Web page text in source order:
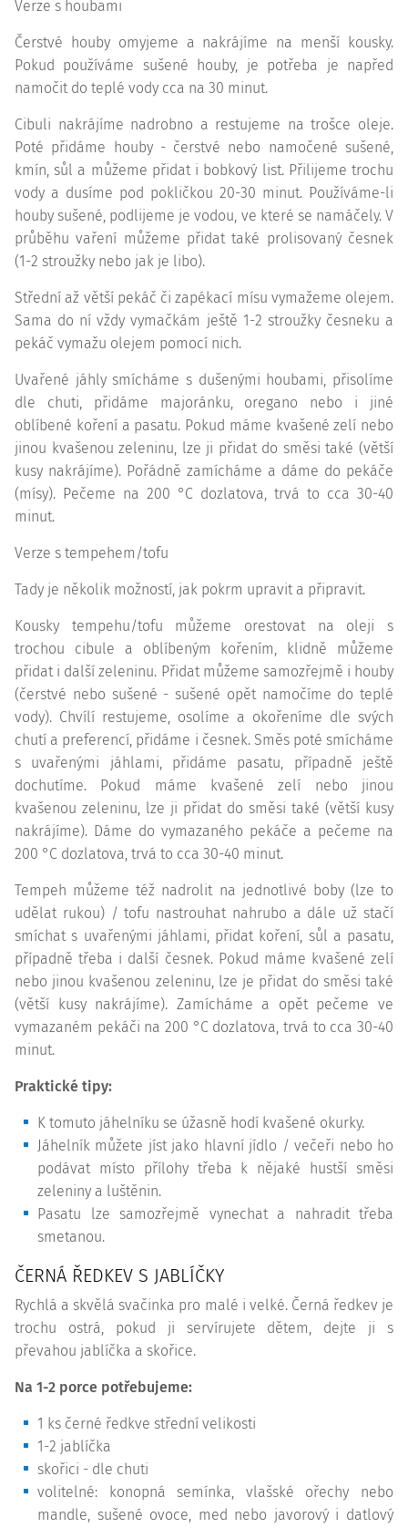
Verze s houbami
Čerstvé houby omyjeme a nakrájíme na menší kousky.
Pokud používáme sušené houby, je potřeba je napřed
namočit do teplé vody cca na 30 minut.
Cibuli nakrájíme nadrobno a restujeme na trošce oleje.
Poté přidáme houby - čerstvé nebo namočené sušené,
kmín, sůl a můžeme přidat i bobkový list. Přilijeme trochu
vody a dusíme pod pokličkou 20-30 minut. Používáme-li
houby sušené, podlijeme je vodou, ve které se namáčely. V
průběhu vaření můžeme přidat také prolisovaný česnek
(1-2 stroužky nebo jak je libo).
Střední až větší pekáč či zapékací mísu vymažeme olejem.
Sama do ní vždy vymačkám ještě 1-2 stroužky česneku a
pekáč vymažu olejem pomocí nich.
Uvařené jáhly smícháme s dušenými houbami, přisolíme
dle chuti, přidáme majoránku, oregano nebo i jiné
oblíbené koření a pasatu. Pokud máme kvašené zelí nebo
jinou kvašenou zeleninu, lze ji přidat do směsi také (větší
kusy nakrájíme). Pořádně zamícháme a dáme do pekáče
(mísy). Pečeme na 200 °C dozlatova, trvá to cca 30-40
minut.
Verze s tempehem/tofu
Tady je několik možností, jak pokrm upravit a připravit.
Kousky tempehu/tofu můžeme orestovat na oleji s
trochou cibule a oblíbeným kořením, klidně můžeme
přidat i další zeleninu. Přidat můžeme samozřejmě i houby
(čerstvé nebo sušené - sušené opět namočíme do teplé
vody). Chvílí restujeme, osolíme a okořeníme dle svých
chutí a preferencí, přidáme i česnek. Směs poté smícháme
s uvařenými jáhlami, přidáme pasatu, případně ještě
dochutíme. Pokud máme kvašené zelí nebo jinou
kvašenou zeleninu, lze ji přidat do směsi také (větší kusy
nakrájíme). Dáme do vymazaného pekáče a pečeme na
200 °C dozlatova, trvá to cca 30-40 minut.
Tempeh můžeme též nadrolit na jednotlivé boby (lze to
udělat rukou) / tofu nastrouhat nahrubo a dále už stačí
smíchat s uvařenými jáhlami, přidat koření, sůl a pasatu,
případně třeba i další česnek. Pokud máme kvašené zelí
nebo jinou kvašenou zeleninu, lze je přidat do směsi také
(větší kusy nakrájíme). Zamícháme a opět pečeme ve
vymazaném pekáči na 200 °C dozlatova, trvá to cca 30-40
minut.
Praktické tipy:
K tomuto jáhelníku se úžasně hodí kvašené okurky.
Jáhelník můžete jíst jako hlavní jídlo / večeři nebo ho
podávat místo přílohy třeba k nějaké hustší směsi
zeleniny a luštěnin.
Pasatu lze samozřejmě vynechat a nahradit třeba
smetanou.
ČERNÁ ŘEDKEV S JABLÍČKY
Rychlá a skvělá svačinka pro malé i velké. Černá ředkev je
trochu ostrá, pokud ji servírujete dětem, dejte ji s
převahou jablíčka a skořice.
Na 1-2 porce potřebujeme:
1 ks černé ředkve střední velikosti
1-2 jablíčka
skořici - dle chuti
volitelné: konopná semínka, vlašské ořechy nebo
mandle, sušené ovoce, med nebo javorový i datlový